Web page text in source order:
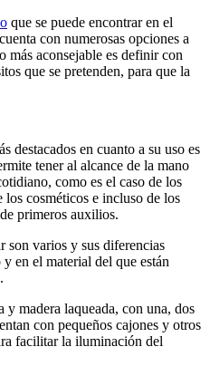
que se puede encontrar en el
con numerosas opciones a
más aconsejable es definir con
que se pretenden, para que la
destacados en cuanto a su uso es
tener al alcance de la mano
como es el caso de los
cosméticos e incluso de los
primeros auxilios.
son varios y sus diferencias
en el material del que están
madera laqueada, con una, dos
con pequeños cajones y otros
facilitar la iluminación del